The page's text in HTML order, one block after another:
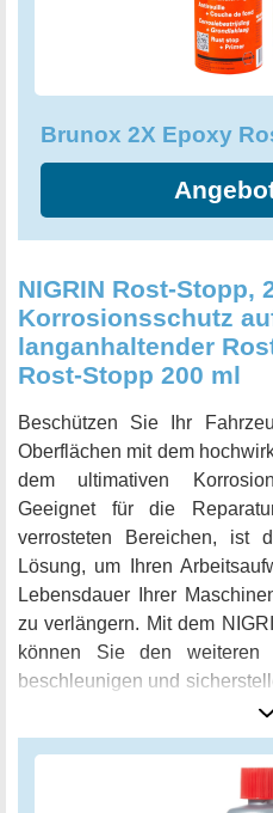
NIGRIN Rost-Stopp,
Korrosionsschutz
langanhaltender
Rost-Stopp 200 ml
Beschützen Sie Ihr
Oberflächen mit dem
dem ultimativen
Geeignet für die
verrosteten Bereichen, ist
Lösung, um Ihren
Lebensdauer Ihrer
zu verlängern. Mit dem
können Sie den weiteren
beschleunigen und
geschützt wird. Es stoppt
verhindert das
besonders ergiebiges
4 m² ausreichend ist. Mit